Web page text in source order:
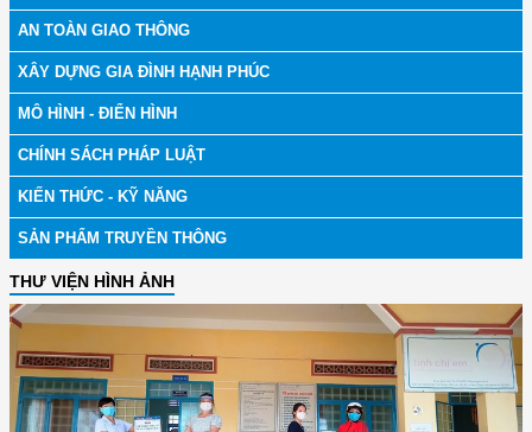
AN TOÀN GIAO THÔNG
XÂY DỰNG GIA ĐÌNH HẠNH PHÚC
MÔ HÌNH - ĐIỂN HÌNH
CHÍNH SÁCH PHÁP LUẬT
KIẾN THỨC - KỸ NĂNG
SẢN PHẨM TRUYỀN THÔNG
THƯ VIỆN HÌNH ẢNH